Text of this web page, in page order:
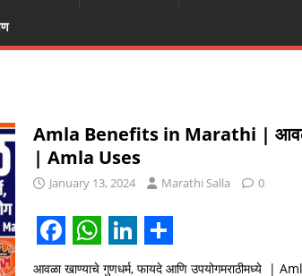
Amla Benefits in Marathi |
| Amla Uses
January 13, 2024 Marathi Salla 0
F W L S
आवळा खाण्याचे गुणधर्म, फायदे आणि उपयोगमराठीमध्ये |